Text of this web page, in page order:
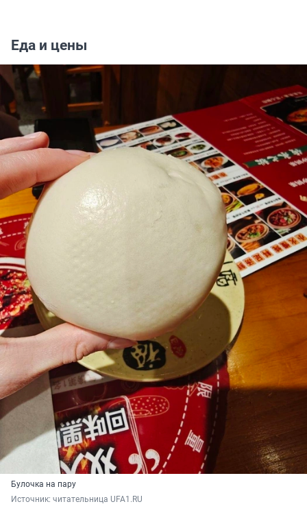
Еда и цены
Булочка на пару
Источник: читательница UFA1.RU